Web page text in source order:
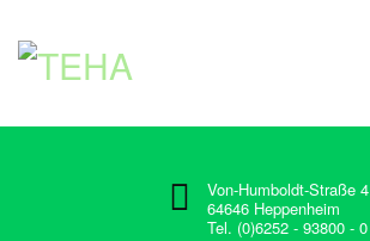
Von-Humboldt-Straße 4
64646 Heppenheim
Tel. (0)6252 - 93800 - 0